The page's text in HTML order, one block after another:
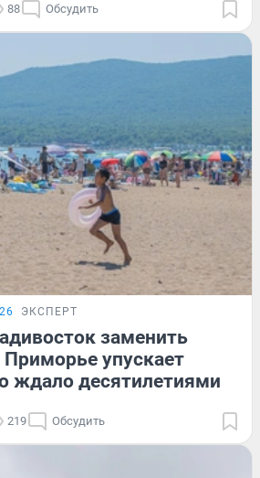
88 Обсудить
ЭКСПЕРТ
заменить
упускает
ждало десятилетиями
219 Обсудить